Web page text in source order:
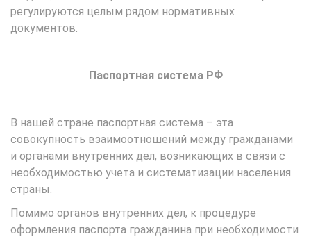
регулируются целым рядом нормативных
документов.
Паспортная система РФ
В нашей стране паспортная система – эта
совокупность взаимоотношений между гражданами
и органами внутренних дел, возникающих в связи с
необходимостью учета и систематизации населения
страны.
Помимо органов внутренних дел, к процедуре
оформления паспорта гражданина при необходимости